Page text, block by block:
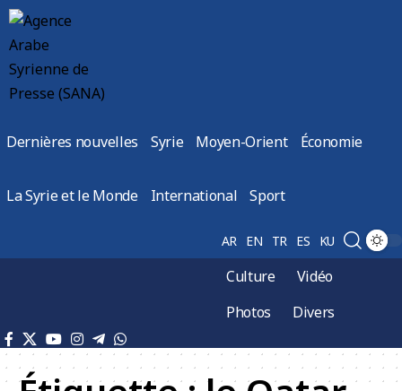
Dernières nouvelles Syrie Moyen-Orient Économie
La Syrie et le Monde International Sport
AR EN TR ES KU
Culture
Vidéo
Photos
Divers